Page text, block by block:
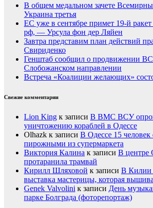
В общем медальном зачете
Украина третья
ЕС уже в сентябре примет 19-й
рф, — Урсула фон дер Ляйен
Завтра представим план действий
Свириденко
Генштаб сообщил о продвижении
Слобожанском направлении
Встреча «Коалиции желающих»
Свежие комментарии
Lion King к записи В ВМС ВСУ
уничтожению кораблей в Одессе
Olhazk к записи В Одессе 15 человек
пирожными из супермаркета
Виктория Калина к записи В центре
протаранила трамвай
Кирилл Шляховой к записи В Килии
выставка мастерицы, которая
Genek Valvolini к записи День
парке Болграда (фоторепортаж)